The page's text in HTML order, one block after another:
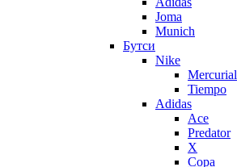
Joma
Munich
Бутси
Nike
Mercurial
Tiempo
Adidas
Ace
Predator
X
Copa